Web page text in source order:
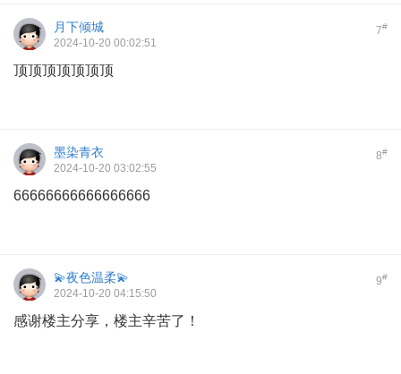
7#
月下倾城
2024-10-20 00:02:51
顶顶顶顶顶顶顶
8#
墨染青衣
2024-10-20 03:02:55
66666666666666666
9#
💫夜色温柔💫
2024-10-20 04:15:50
感谢楼主分享，楼主辛苦了！